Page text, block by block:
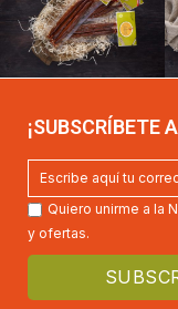
¡SUBSCRÍBETE
Quiero unirme a la
y ofertas.